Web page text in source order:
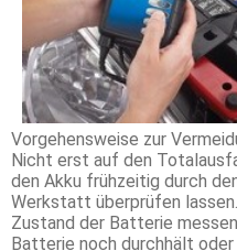
Vorgehensweise zur
Nicht erst auf den
den Akku frühzeitig durch
Werkstatt überprüfen
Zustand der Batterie
Batterie noch durchhält